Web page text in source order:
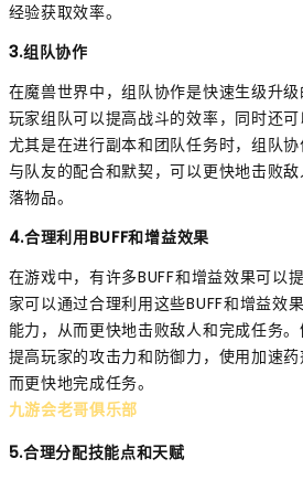
经验获取效率。
3.组队协作
在魔兽世界中，组队协作是快速生级升
玩家组队可以提高战斗的效率，同时还可
尤其是在进行副本和团队任务时，组队
与队友的配合和默契，可以更快地击败
落物品。
4.合理利用BUFF和增益效果
在游戏中，有许多BUFF和增益效果可以
家可以通过合理利用这些BUFF和增益效
能力，从而更快地击败敌人和完成任务
提高玩家的攻击力和防御力，使用加速
而更快地完成任务。
九游会老哥俱乐部
5.合理分配技能点和天赋